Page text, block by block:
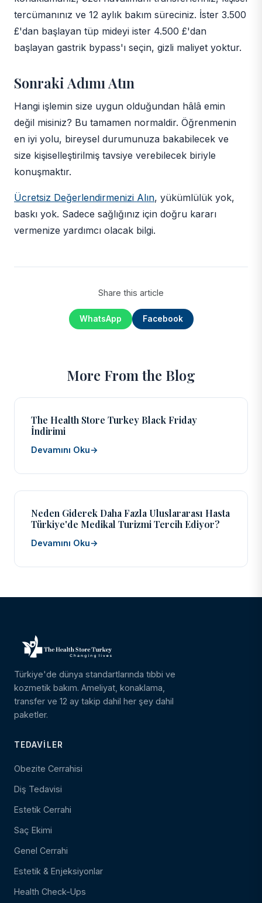
tercümanınız ve 12 aylık bakım süreciniz. İster 3.500
£'dan başlayan tüp mideyi ister 4.500 £'dan
başlayan gastrik bypass'ı seçin, gizli maliyet yoktur.
Sonraki Adımı Atın
Hangi işlemin size uygun olduğundan hâlâ emin
değil misiniz? Bu tamamen normaldir. Öğrenmenin
en iyi yolu, bireysel durumunuza bakabilecek ve
size kişiselleştirilmiş tavsiye verebilecek biriyle
konuşmaktır.
Ücretsiz Değerlendirmenizi Alın, yükümlülük yok,
baskı yok. Sadece sağlığınız için doğru kararı
vermenize yardımcı olacak bilgi.
Share this article
WhatsApp Facebook
More From the Blog
The Health Store Turkey Black Friday
İndirimi
Devamını Oku→
Neden Giderek Daha Fazla Uluslararası Hasta
Türkiye'de Medikal Turizmi Tercih Ediyor?
Devamını Oku→
Türkiye'de dünya standartlarında tıbbi ve
kozmetik bakım. Ameliyat, konaklama,
transfer ve 12 ay takip dahil her şey dahil
paketler.
TEDAVILER
Obezite Cerrahisi
Diş Tedavisi
Estetik Cerrahi
Saç Ekimi
Genel Cerrahi
Estetik & Enjeksiyonlar
Health Check-Ups